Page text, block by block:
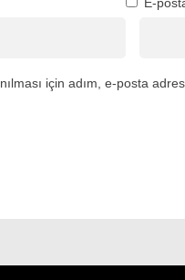
için adım, e-posta